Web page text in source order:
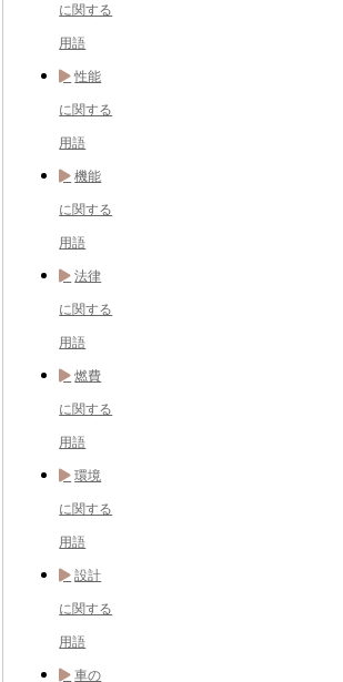
に関する
用語
性能
に関する
用語
機能
に関する
用語
法律
に関する
用語
燃費
に関する
用語
環境
に関する
用語
設計
に関する
用語
車の